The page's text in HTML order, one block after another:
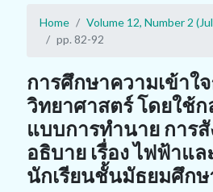
Home
Volume 12, Number 2
pp. 82-92
การศึกษาความเข้าใ
วิทยาศาสตร์ โดยใช้
แบบการทำนาย การสั
อธิบาย เรื่อง ไฟฟ้าแล
นักเรียนชั้นมัธยมศึกษ